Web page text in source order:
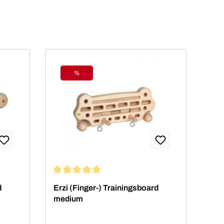
Rabatt
%
Erzi (Finger-) Trainingsboard
medium